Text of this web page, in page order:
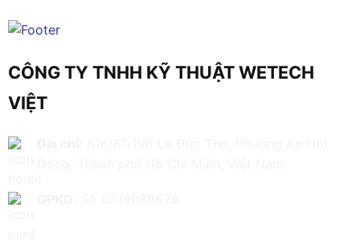
CÔNG TY TNHH KỸ THUẬT WETECH
VIỆT